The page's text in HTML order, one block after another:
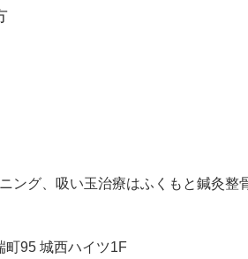
ング、吸い玉治療はふくもと鍼灸整
町95 城西ハイツ1F